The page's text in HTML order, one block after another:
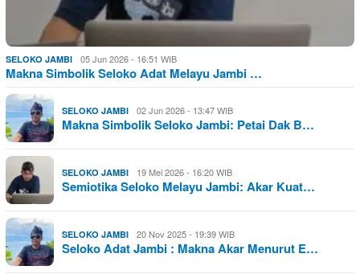
SELOKO JAMBI 05 Jun 2026 - 16:51 WIB
Makna Simbolik Seloko Adat Melayu Jambi …
SELOKO JAMBI 02 Jun 2026 - 13:47 WIB
Makna Simbolik Seloko Jambi: Petai Dak B…
SELOKO JAMBI 19 Mei 2026 - 16:20 WIB
Semiotika Seloko Melayu Jambi: Akar Kuat…
SELOKO JAMBI 20 Nov 2025 - 19:39 WIB
Seloko Adat Jambi : Makna Akar Menurut E…